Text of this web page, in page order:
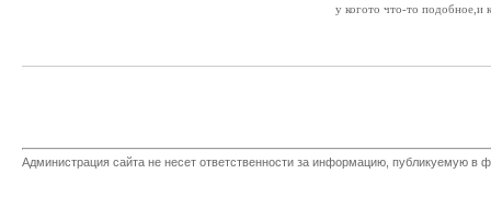
у когото что-то подобное,и
Администрация сайта не несет ответственности за информацию, публикуемую